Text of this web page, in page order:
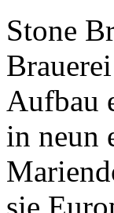
Stone
Aufbau
in neun
sie